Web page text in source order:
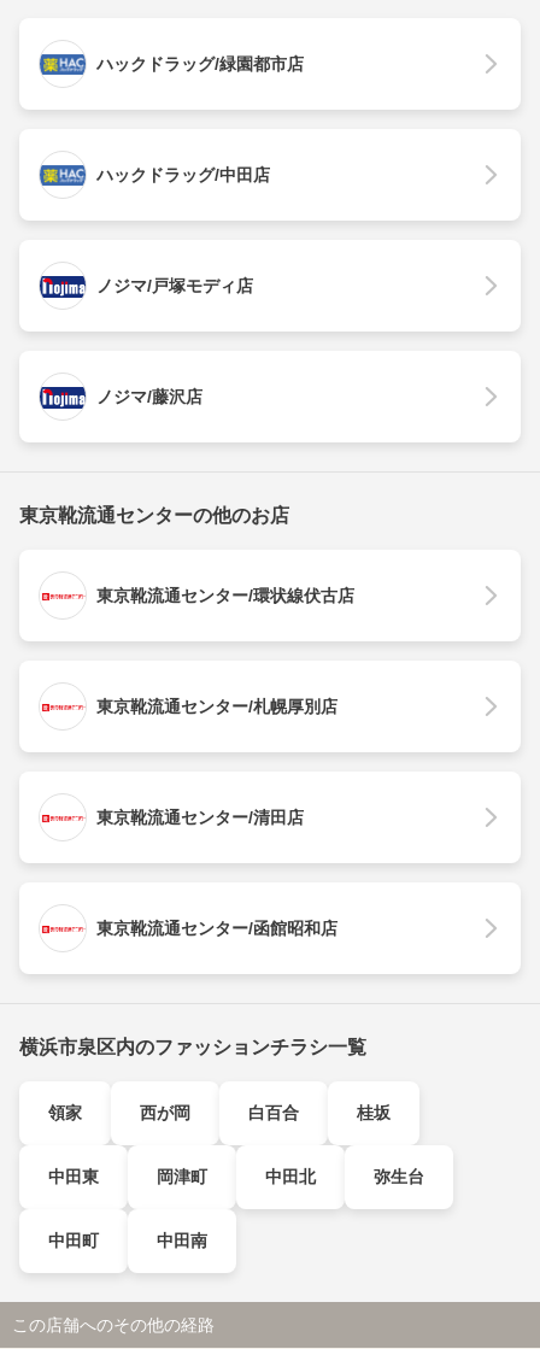
ハックドラッグ/緑園都市店
ハックドラッグ/中田店
ノジマ/戸塚モディ店
ノジマ/藤沢店
東京靴流通センターの他のお店
東京靴流通センター/環状線伏古店
東京靴流通センター/札幌厚別店
東京靴流通センター/清田店
東京靴流通センター/函館昭和店
横浜市泉区内のファッションチラシ一覧
領家 西が岡 白百合 桂坂
中田東 岡津町 中田北 弥生台
中田町 中田南
この店舗へのその他の経路